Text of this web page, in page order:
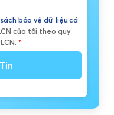
bảo vệ dữ liệu cá
của tôi theo quy
*